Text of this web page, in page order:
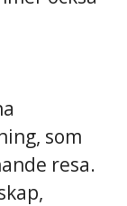
som
resa.